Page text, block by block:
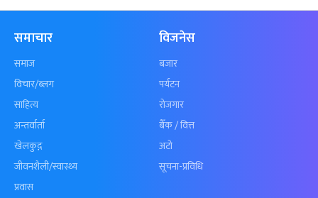
समाचार
समाज
विचार/ब्लग
साहित्य
अन्तर्वार्ता
खेलकुद़़
जीवनशैली/स्वास्थ्य
प्रवास
विजनेस
बजार
पर्यटन
रोजगार
बैँक / वित्त
अटो
सूचना-प्रविधि